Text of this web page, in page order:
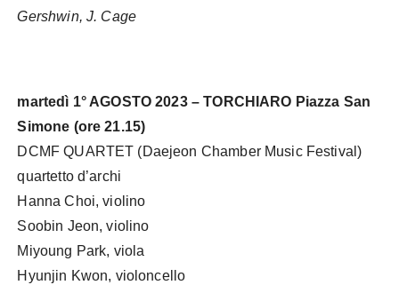
Gershwin, J. Cage
martedì 1° AGOSTO 2023 – TORCHIARO Piazza San
Simone (ore 21.15)
DCMF QUARTET (Daejeon Chamber Music Festival)
quartetto d’archi
Hanna Choi, violino
Soobin Jeon, violino
Miyoung Park, viola
Hyunjin Kwon, violoncello